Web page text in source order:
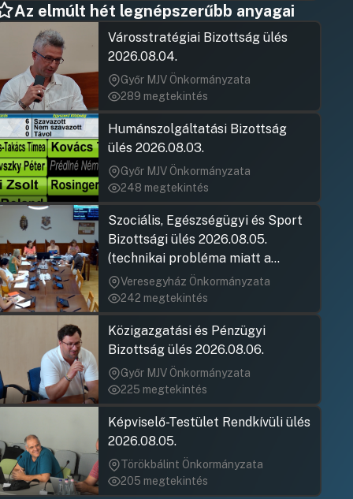
Az elmúlt hét legnépszerűbb anyagai
Városstratégiai Bizottság ülés
2026.08.04.
Győr MJV Önkormányzata
289 megtekintés
Humánszolgáltatási Bizottság
ülés 2026.08.03.
Győr MJV Önkormányzata
248 megtekintés
Szociális, Egészségügyi és Sport
Bizottsági ülés 2026.08.05.
(technikai probléma miatt a
jegyzőkönyv elfogadása nem
rögzült)
Veresegyház Önkormányzata
242 megtekintés
Közigazgatási és Pénzügyi
Bizottság ülés 2026.08.06.
Győr MJV Önkormányzata
225 megtekintés
Képviselő-Testület Rendkívüli ülés
2026.08.05.
Törökbálint Önkormányzata
205 megtekintés